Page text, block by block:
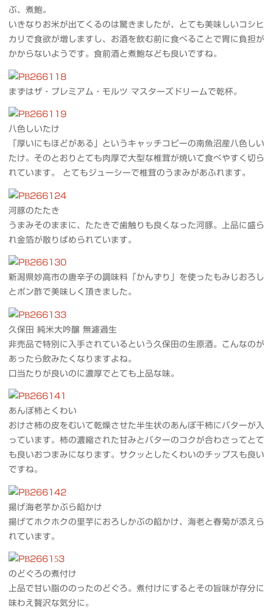
ぶ、煮鮑。
いきなりお米が出てくるのは驚きましたが、とても美味しいコシヒ
カリで食欲が増しますし、お酒を飲む前に食べることで胃に負担が
かからないようです。食前酒と煮鮑なども良いですね。
まずはザ・プレミアム・モルツ マスターズドリームで乾杯。
八色しいたけ
「厚いにもほどがある」というキャッチコピーの南魚沼産八色しい
たけ。そのとおりとても肉厚で大型な椎茸が焼いて食べやすく切ら
れています。 とてもジューシーで椎茸のうまみがあふれます。
河豚のたたき
うまみそのままに、たたきで歯触りも良くなった河豚。上品に盛ら
れ金箔が散りばめられています。
新潟県妙高市の唐辛子の調味料「かんずり」を使ったもみじおろし
とポン酢で美味しく頂きました。
久保田 純米大吟醸 無濾過生
非売品で特別に入手されているという久保田の生原酒。こんなのが
あったら飲みたくなりますよね。
口当たりが良いのに濃厚でとても上品な味。
あんぽ柿とくわい
おけさ柿の皮をむいて乾燥させた半生状のあんぽ干柿にバターが入
っています。柿の濃縮された甘みとバターのコクが合わさってとて
も良いおつまみになります。サクッとしたくわいのチップスも良い
ですね。
揚げ海老芋かぶら餡かけ
揚げてホクホクの里芋におろしかぶの餡かけ、海老と春菊が添えら
れています。
のどぐろの煮付け
上品で甘い脂ののったのどぐろ。煮付けにするとその旨味が存分に
味わえ贅沢な気分に。